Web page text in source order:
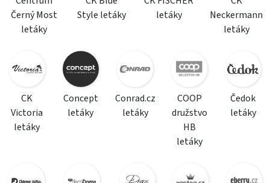
Černý Most
letáky
Style letáky
letáky
Neckermann
letáky
CK
Victoria
letáky
Concept
letáky
Conrad.cz
letáky
COOP
družstvo
HB
letáky
Čedok
letáky